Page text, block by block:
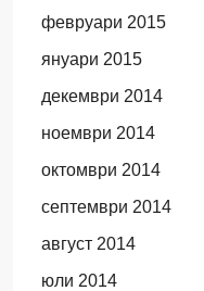
февруари 2015
януари 2015
декември 2014
ноември 2014
октомври 2014
септември 2014
август 2014
юли 2014